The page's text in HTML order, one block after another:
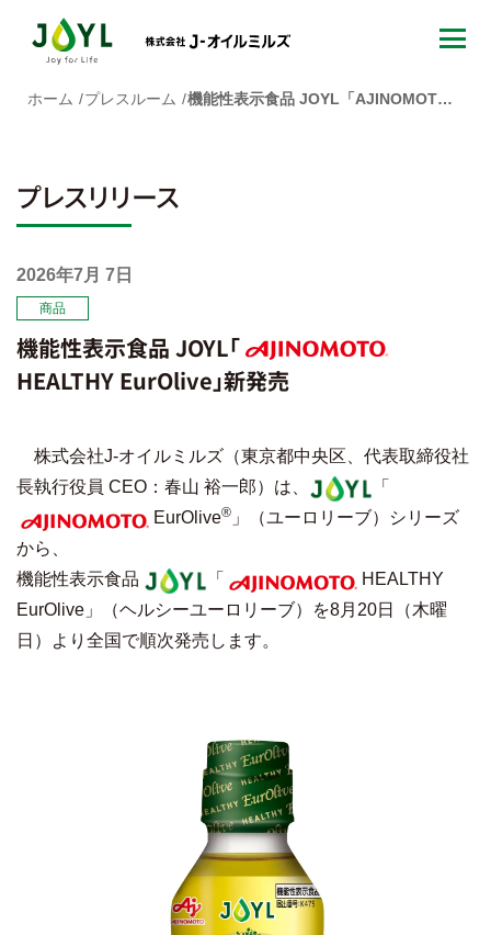
ホーム プレスルーム 機能性表示食品 JOYL「AJINOMOTO HEALTHY EurOlive」新発売
プレスリリース
2026年7月 7日
商品
機能性表示食品 JOYL「
AJINOMOTO
HEALTHY EurOlive」新発売
株式会社J-オイルミルズ（東京都中央区、代表取締役社
長執行役員 CEO：春山 裕一郎）は、
「
EurOlive® 」（ユーロリーブ）シリーズ
から、
機能性表示食品
「
HEALTHY
EurOlive」（ヘルシーユーロリーブ）を8月20日（木曜
日）より全国で順次発売します。